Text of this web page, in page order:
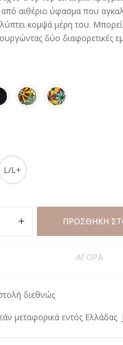
αιθέριο ύφασμα που
κομψά μέρη του.
δύο διαφορετικές
L/L+
ΠΡΟΣΘΗΚΗ
ΑΓΟΡΑ
διεθνώς
μεταφορικά εντός Ελλάδας